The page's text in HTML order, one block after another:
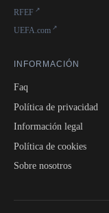
RFEF
UEFA.com
INFORMACIÓN
Faq
Política de privacidad
Información legal
Política de cookies
Sobre nosotros